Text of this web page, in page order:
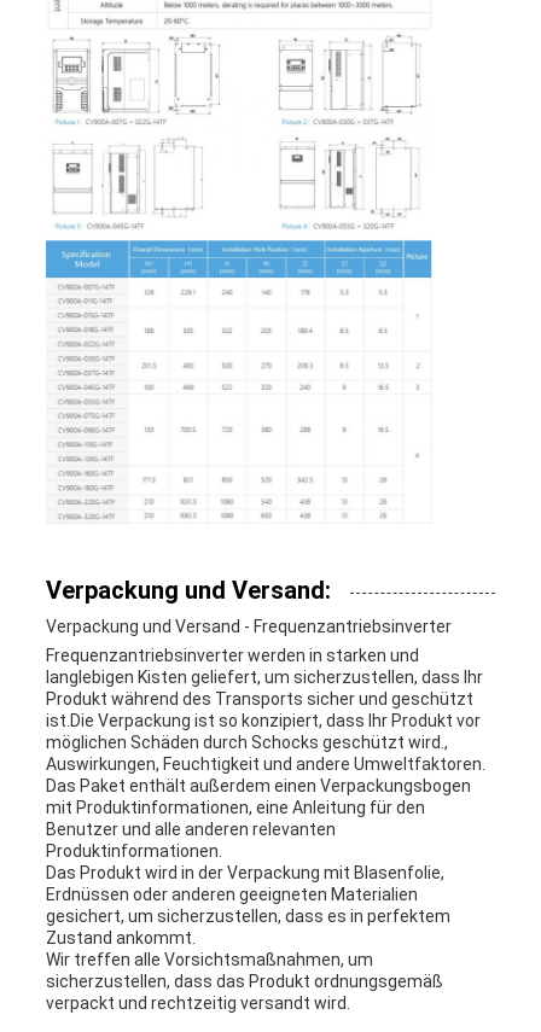
Verpackung und Versand:
Verpackung und Versand - Frequenzantriebsinverter
Frequenzantriebsinverter werden in starken und
langlebigen Kisten geliefert, um sicherzustellen, dass Ihr
Produkt während des Transports sicher und geschützt
ist.Die Verpackung ist so konzipiert, dass Ihr Produkt vor
möglichen Schäden durch Schocks geschützt wird.,
Auswirkungen, Feuchtigkeit und andere Umweltfaktoren.
Das Paket enthält außerdem einen Verpackungsbogen
mit Produktinformationen, eine Anleitung für den
Benutzer und alle anderen relevanten
Produktinformationen.
Das Produkt wird in der Verpackung mit Blasenfolie,
Erdnüssen oder anderen geeigneten Materialien
gesichert, um sicherzustellen, dass es in perfektem
Zustand ankommt.
Wir treffen alle Vorsichtsmaßnahmen, um
sicherzustellen, dass das Produkt ordnungsgemäß
verpackt und rechtzeitig versandt wird.